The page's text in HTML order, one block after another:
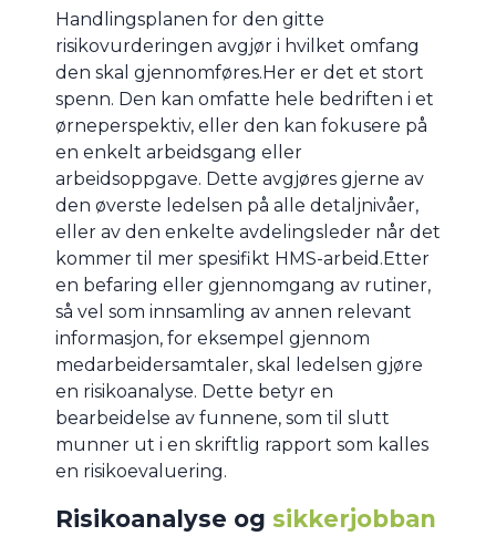
Handlingsplanen for den gitte
risikovurderingen avgjør i hvilket omfang
den skal gjennomføres.Her er det et stort
spenn. Den kan omfatte hele bedriften i et
ørneperspektiv, eller den kan fokusere på
en enkelt arbeidsgang eller
arbeidsoppgave. Dette avgjøres gjerne av
den øverste ledelsen på alle detaljnivåer,
eller av den enkelte avdelingsleder når det
kommer til mer spesifikt HMS-arbeid.Etter
en befaring eller gjennomgang av rutiner,
så vel som innsamling av annen relevant
informasjon, for eksempel gjennom
medarbeidersamtaler, skal ledelsen gjøre
en risikoanalyse. Dette betyr en
bearbeidelse av funnene, som til slutt
munner ut i en skriftlig rapport som kalles
en risikoevaluering.
Risikoanalyse og sikkerjobban